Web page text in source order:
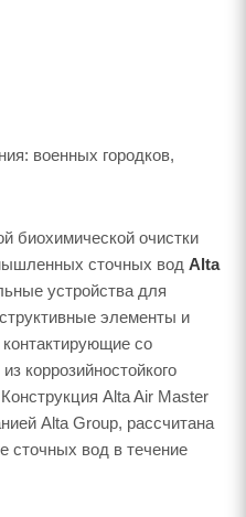
военных городков,
биохимической очистки
сточных вод Alta
устройства для
элементы и
со
коррозийностойкого
Alta Air Master
Alta Group, рассчитана
сточных вод в течение